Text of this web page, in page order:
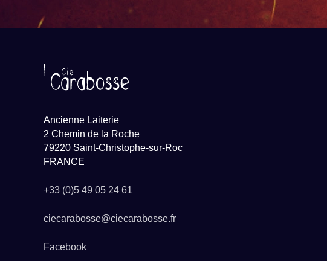
Ancienne Laiterie
2 Chemin de la Roche
79220 Saint-Christophe-sur-Roc
FRANCE
+33 (0)5 49 05 24 61
ciecarabosse@ciecarabosse.fr
Facebook